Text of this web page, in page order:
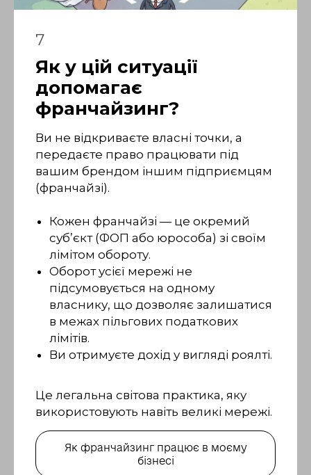
7
Як у цій ситуації
допомагає
франчайзинг?
Ви не відкриваєте власні точки, а
передаєте право працювати під
вашим брендом іншим підприємцям
(франчайзі).
Кожен франчайзі — це окремий
суб’єкт (ФОП або юрособа) зі своїм
лімітом обороту.
Оборот усієї мережі не
підсумовується на одному
власнику, що дозволяє залишатися
в межах пільгових податкових
лімітів.
Ви отримуєте дохід у вигляді роялті.
Це легальна світова практика, яку
використовують навіть великі мережі.
Як франчайзинг працює в моєму
бізнесі